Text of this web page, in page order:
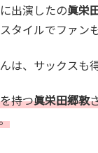
出演したの眞栄
タイルでファン
は、サックスも
持つ眞栄田郷敦